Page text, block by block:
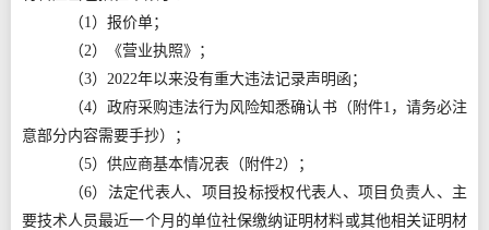
（1）报价单；
（2）《营业执照》；
（3）2022年以来没有重大违法记录声明函；
（4）政府采购违法行为风险知悉确认书（附件1，请务必注
意部分内容需要手抄）；
（5）供应商基本情况表（附件2）；
（6）法定代表人、项目投标授权代表人、项目负责人、主
要技术人员最近一个月的单位社保缴纳证明材料或其他相关证明材